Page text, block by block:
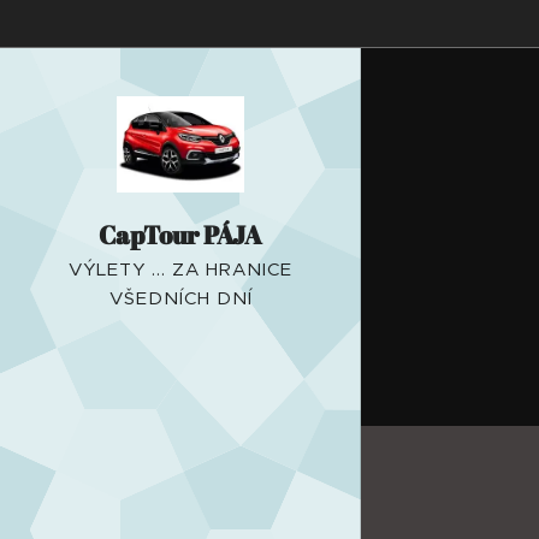
CapTour PÁJA
VÝLETY ... ZA HRANICE
VŠEDNÍCH DNÍ